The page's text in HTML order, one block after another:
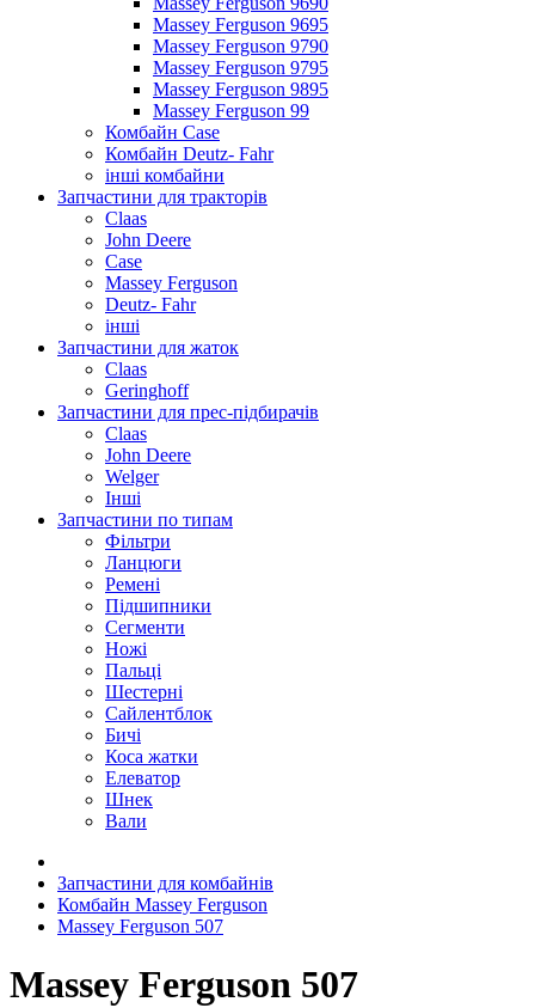
Massey Ferguson 9695
Massey Ferguson 9790
Massey Ferguson 9795
Massey Ferguson 9895
Massey Ferguson 99
Комбайн Case
Комбайн Deutz- Fahr
інші комбайни
Запчастини для тракторів
Claas
John Deere
Case
Massey Ferguson
Deutz- Fahr
інші
Запчастини для жаток
Claas
Geringhoff
Запчастини для прес-підбирачів
Claas
John Deere
Welger
Інші
Запчастини по типам
Фільтри
Ланцюги
Ремені
Підшипники
Сегменти
Ножі
Пальці
Шестерні
Сайлентблок
Бичі
Коса жатки
Елеватор
Шнек
Вали
Запчастини для комбайнів
Комбайн Massey Ferguson
Massey Ferguson 507
Massey Ferguson 507